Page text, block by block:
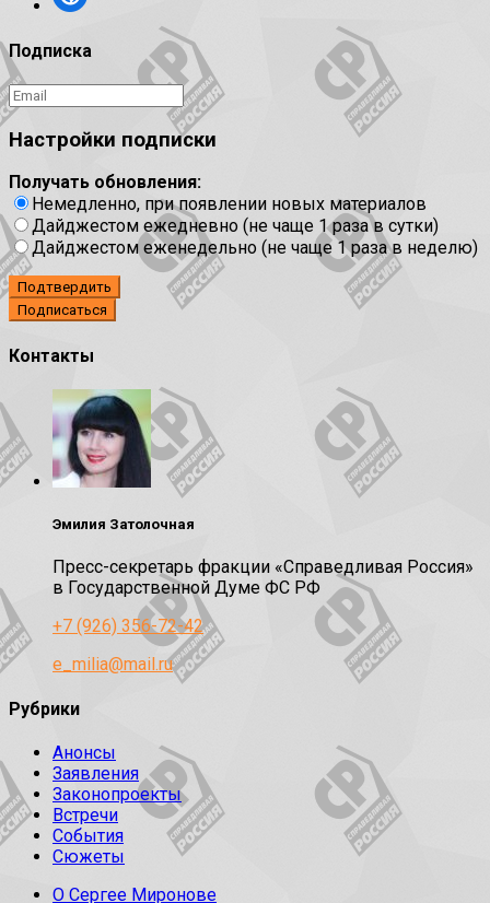
Подписка
Настройки подписки
Получать обновления:
Немедленно, при появлении новых материалов
Дайджестом ежедневно (не чаще 1 раза в сутки)
Дайджестом еженедельно (не чаще 1 раза в неделю)
Подтвердить
Контакты
Эмилия Затолочная
Пресс-секретарь фракции «Справедливая Россия»
в Государственной Думе ФС РФ
+7 (926) 356-72-42
e_milia@mail.ru
Рубрики
Анонсы
Заявления
Законопроекты
Встречи
События
Сюжеты
О Сергее Миронове